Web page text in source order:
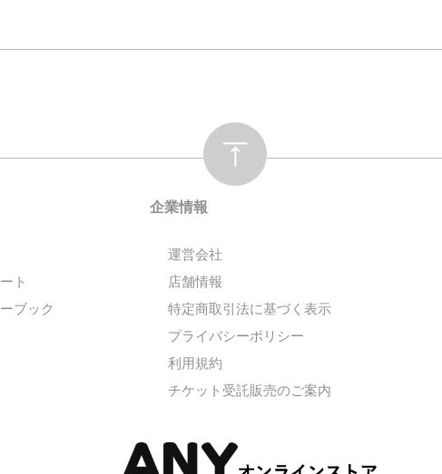
ト
ブック
企業情報
運営会社
店舗情報
特定商取引法に基づく表示
プライバシーポリシー
利用規約
チケット受託販売のご案内